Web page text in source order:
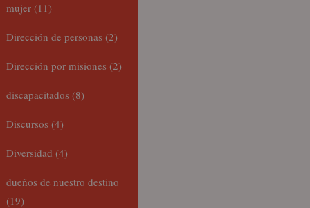
mujer (11)
Dirección de personas (2)
Dirección por misiones (2)
discapacitados (8)
Discursos (4)
Diversidad (4)
dueños de nuestro destino
(19)